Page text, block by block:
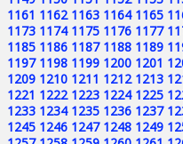
1161 1162 1163 1164 1165
1173 1174 1175 1176 1177
1185 1186 1187 1188 1189
1197 1198 1199 1200 1201
1209 1210 1211 1212 1213
1221 1222 1223 1224 1225
1233 1234 1235 1236 1237
1245 1246 1247 1248 1249